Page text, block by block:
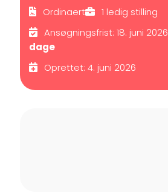
Ordinaert
1 ledig stilling
Ansøgningsfrist: 18. juni 2026
dage
Oprettet: 4. juni 2026